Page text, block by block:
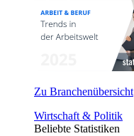
Zu Branchenübersicht
Wirtschaft & Politik
Beliebte Statistiken